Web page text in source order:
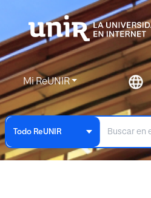
Mi ReUNIR
Todo ReUNIR